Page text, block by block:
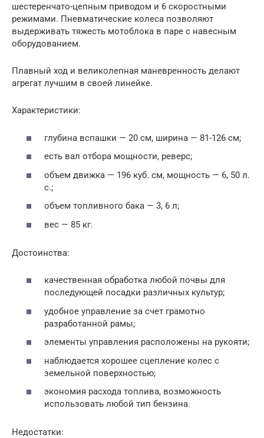
шестеренчато-цепным приводом и 6 скоростными
режимами. Пневматические колеса позволяют
выдерживать тяжесть мотоблока в паре с навесным
оборудованием.
Плавный ход и великолепная маневренность делают
агрегат лучшим в своей линейке.
Характеристики:
глубина вспашки — 20 см, ширина — 81-126 см;
есть вал отбора мощности, реверс;
объем движка — 196 куб. см, мощность — 6, 50 л.
с.;
объем топливного бака — 3, 6 л;
вес — 85 кг.
Достоинства:
качественная обработка любой почвы для
последующей посадки различных культур;
удобное управление за счет грамотно
разработанной рамы;
элементы управления расположены на рукояти;
наблюдается хорошее сцепление колес с
земельной поверхностью;
экономия расхода топлива, возможность
использовать любой тип бензина.
Недостатки: